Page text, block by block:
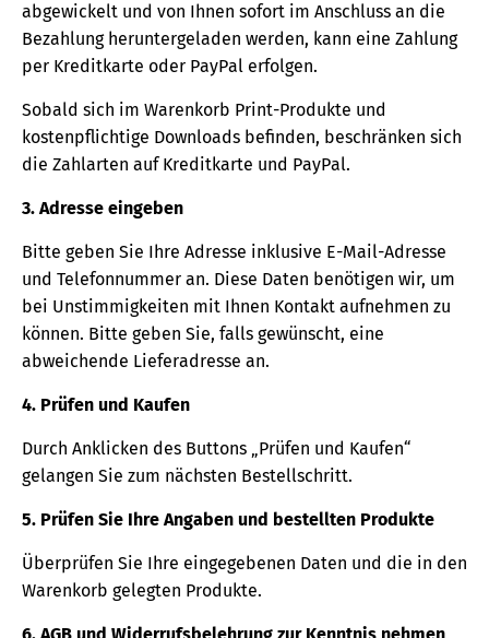
abgewickelt und von Ihnen sofort im Anschluss an die
Bezahlung heruntergeladen werden, kann eine Zahlung
per Kreditkarte oder PayPal erfolgen.
Sobald sich im Warenkorb Print-Produkte und
kostenpflichtige Downloads befinden, beschränken sich
die Zahlarten auf Kreditkarte und PayPal.
3. Adresse eingeben
Bitte geben Sie Ihre Adresse inklusive E-Mail-Adresse
und Telefonnummer an. Diese Daten benötigen wir, um
bei Unstimmigkeiten mit Ihnen Kontakt aufnehmen zu
können. Bitte geben Sie, falls gewünscht, eine
abweichende Lieferadresse an.
4. Prüfen und Kaufen
Durch Anklicken des Buttons „Prüfen und Kaufen“
gelangen Sie zum nächsten Bestellschritt.
5. Prüfen Sie Ihre Angaben und bestellten Produkte
Überprüfen Sie Ihre eingegebenen Daten und die in den
Warenkorb gelegten Produkte.